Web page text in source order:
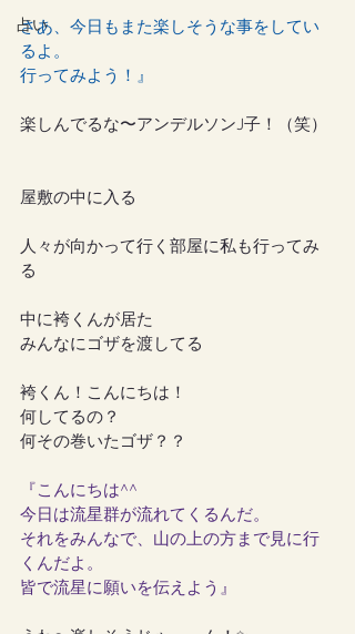
占い
さあ、今日もまた楽しそうな事をしてい
るよ。
行ってみよう！』
楽しんでるな〜アンデルソンJ子！（笑）
屋敷の中に入る
人々が向かって行く部屋に私も行ってみ
る
中に袴くんが居た
みんなにゴザを渡してる
袴くん！こんにちは！
何してるの？
何その巻いたゴザ？？
『こんにちは^^
今日は流星群が流れてくるんだ。
それをみんなで、山の上の方まで見に行
くんだよ。
皆で流星に願いを伝えよう』